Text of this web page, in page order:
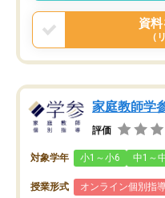
資
（
家庭教師学
評価
対象学年 小1～小6 中1～
授業形式 オンライン個別指